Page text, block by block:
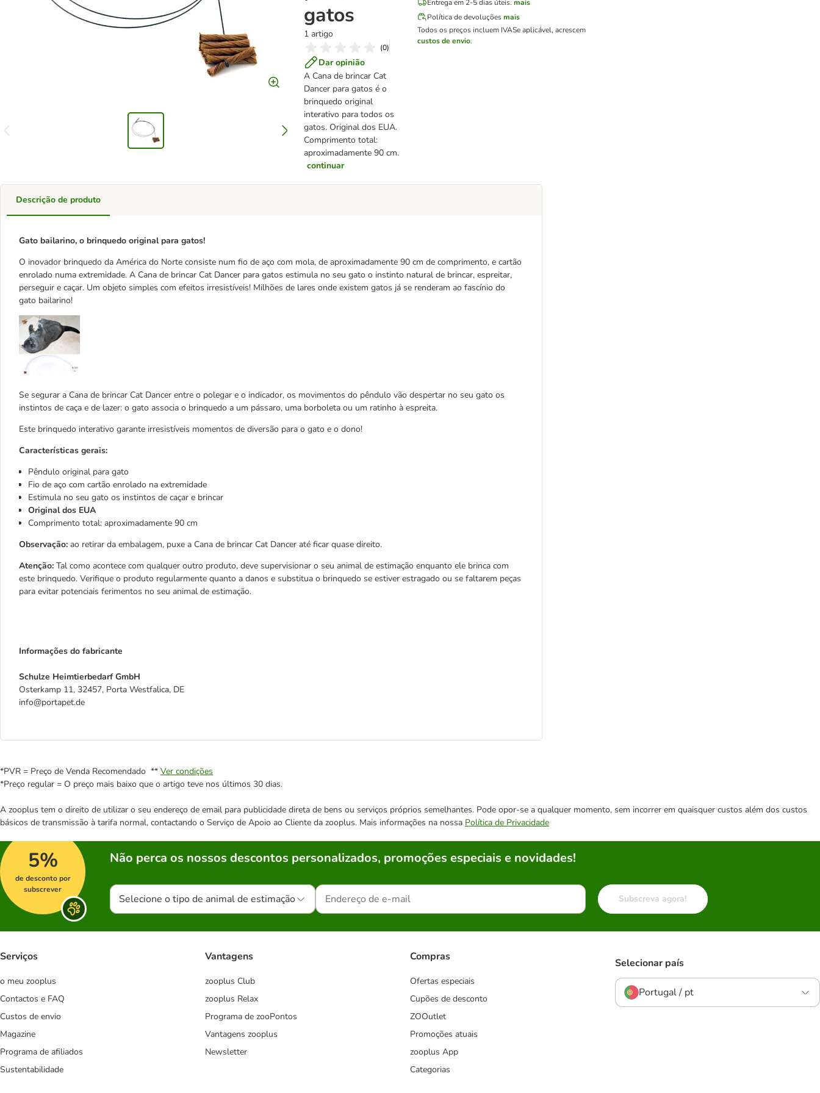
gatos
1 artigo
(0)
Dar opinião
A Cana de brincar Cat
Dancer para gatos é o
brinquedo original
interativo para todos os
gatos. Original dos EUA.
Comprimento total:
aproximadamente 90 cm.
continuar
Entrega em 2-5 dias úteis. mais
Política de devoluçõesmais
Todos os preços incluem IVASe aplicável, acrescem
custos de envio.
Descrição de produto
Gato bailarino, o brinquedo original para gatos!
O inovador brinquedo da América do Norte consiste num fio de aço com mola, de aproximadamente 90 cm de comprimento, e cartão
enrolado numa extremidade. A Cana de brincar Cat Dancer para gatos estimula no seu gato o instinto natural de brincar, espreitar,
perseguir e caçar. Um objeto simples com efeitos irresistíveis! Milhões de lares onde existem gatos já se renderam ao fascínio do
gato bailarino!
Se segurar a Cana de brincar Cat Dancer entre o polegar e o indicador, os movimentos do pêndulo vão despertar no seu gato os
instintos de caça e de lazer: o gato associa o brinquedo a um pássaro, uma borboleta ou um ratinho à espreita.
Este brinquedo interativo garante irresistíveis momentos de diversão para o gato e o dono!
Características gerais:
Pêndulo original para gato
Fio de aço com cartão enrolado na extremidade
Estimula no seu gato os instintos de caçar e brincar
Original dos EUA
Comprimento total: aproximadamente 90 cm
Observação: ao retirar da embalagem, puxe a Cana de brincar Cat Dancer até ficar quase direito.
Atenção: Tal como acontece com qualquer outro produto, deve supervisionar o seu animal de estimação enquanto ele brinca com
este brinquedo. Verifique o produto regularmente quanto a danos e substitua o brinquedo se estiver estragado ou se faltarem peças
para evitar potenciais ferimentos no seu animal de estimação.
Informações do fabricante
Schulze Heimtierbedarf GmbH
Osterkamp 11, 32457, Porta Westfalica, DE
info@portapet.de
*PVR = Preço de Venda Recomendado ** Ver condições
*Preço regular = O preço mais baixo que o artigo teve nos últimos 30 dias.
A zooplus tem o direito de utilizar o seu endereço de email para publicidade direta de bens ou serviços próprios semelhantes. Pode opor-se a qualquer momento, sem incorrer em quaisquer custos além dos custos
básicos de transmissão à tarifa normal, contactando o Serviço de Apoio ao Cliente da zooplus. Mais informações na nossa Política de Privacidade
5%
de desconto por
subscrever
Não perca os nossos descontos personalizados, promoções especiais e novidades!
Selecione o tipo de animal de estimação Subscreva agora!
Serviços
o meu zooplus
Contactos e FAQ
Custos de envio
Magazine
Programa de afiliados
Sustentabilidade
Vantagens
zooplus Club
zooplus Relax
Programa de zooPontos
Vantagens zooplus
Newsletter
Compras
Ofertas especiais
Cupões de desconto
ZOOutlet
Promoções atuais
zooplus App
Categorias
Selecionar país
Portugal / pt